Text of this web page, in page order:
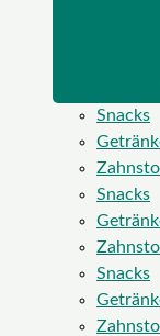
Snacks
Snacks
Snacks